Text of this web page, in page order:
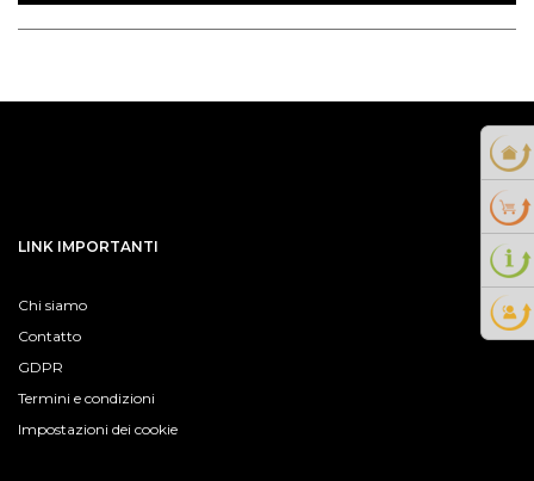
LINK IMPORTANTI
Chi siamo
Contatto
GDPR
Termini e condizioni
Impostazioni dei cookie